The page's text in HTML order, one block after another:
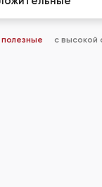
с высокой